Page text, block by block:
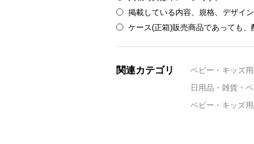
掲載している内容、規格、デザイ
ケース(正箱)販売商品であっても、
関連カテゴリ
ベビー・キッズ
日用品・雑貨・ペ
ベビー・キッズ